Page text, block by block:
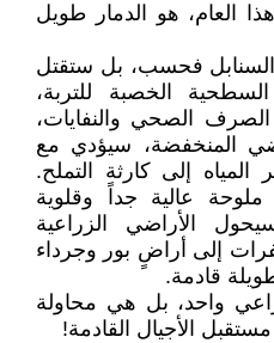
العام، هو الدمار طويل
السنابل فحسب، بل ستقتل
الخصبة للتربة،
الصرف الصحي والنفايات،
المنخفضة، سيؤدي مع
المياه إلى كارثة التملح.
عالية جداً وقلوية
الأراضي الزراعية
إلى أراضٍ بور وجرداء
قادمة.
واحد، بل هي محاولة
الأجيال القادمة!